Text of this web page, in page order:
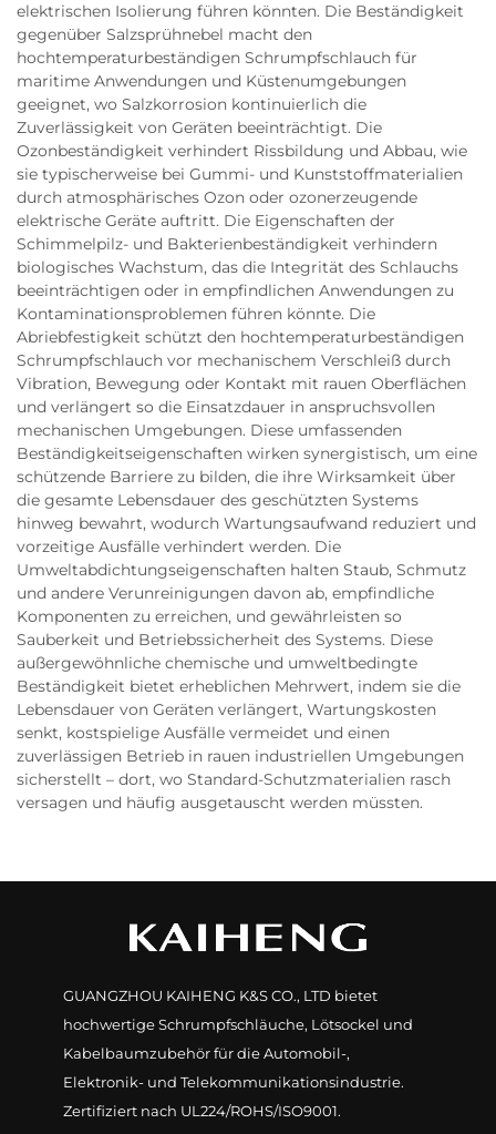
elektrischen Isolierung führen könnten. Die Beständigkeit
gegenüber Salzsprühnebel macht den
hochtemperaturbeständigen Schrumpfschlauch für
maritime Anwendungen und Küstenumgebungen
geeignet, wo Salzkorrosion kontinuierlich die
Zuverlässigkeit von Geräten beeinträchtigt. Die
Ozonbeständigkeit verhindert Rissbildung und Abbau, wie
sie typischerweise bei Gummi- und Kunststoffmaterialien
durch atmosphärisches Ozon oder ozonerzeugende
elektrische Geräte auftritt. Die Eigenschaften der
Schimmelpilz- und Bakterienbeständigkeit verhindern
biologisches Wachstum, das die Integrität des Schlauchs
beeinträchtigen oder in empfindlichen Anwendungen zu
Kontaminationsproblemen führen könnte. Die
Abriebfestigkeit schützt den hochtemperaturbeständigen
Schrumpfschlauch vor mechanischem Verschleiß durch
Vibration, Bewegung oder Kontakt mit rauen Oberflächen
und verlängert so die Einsatzdauer in anspruchsvollen
mechanischen Umgebungen. Diese umfassenden
Beständigkeitseigenschaften wirken synergistisch, um eine
schützende Barriere zu bilden, die ihre Wirksamkeit über
die gesamte Lebensdauer des geschützten Systems
hinweg bewahrt, wodurch Wartungsaufwand reduziert und
vorzeitige Ausfälle verhindert werden. Die
Umweltabdichtungseigenschaften halten Staub, Schmutz
und andere Verunreinigungen davon ab, empfindliche
Komponenten zu erreichen, und gewährleisten so
Sauberkeit und Betriebssicherheit des Systems. Diese
außergewöhnliche chemische und umweltbedingte
Beständigkeit bietet erheblichen Mehrwert, indem sie die
Lebensdauer von Geräten verlängert, Wartungskosten
senkt, kostspielige Ausfälle vermeidet und einen
zuverlässigen Betrieb in rauen industriellen Umgebungen
sicherstellt – dort, wo Standard-Schutzmaterialien rasch
versagen und häufig ausgetauscht werden müssten.
GUANGZHOU KAIHENG K&S CO., LTD bietet
hochwertige Schrumpfschläuche, Lötsockel und
Kabelbaumzubehör für die Automobil-,
Elektronik- und Telekommunikationsindustrie.
Zertifiziert nach UL224/ROHS/ISO9001.